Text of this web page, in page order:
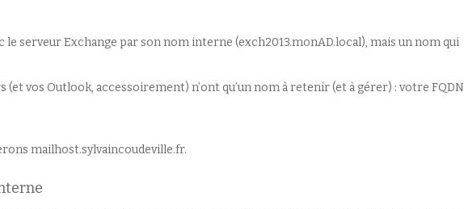
le serveur Exchange par son nom interne (exch2013.monAD.local), mais un nom qui
vos Outlook, accessoirement) n’ont qu’un nom à retenir (et à gérer) : votre FQDN
mailhost.sylvaincoudeville.fr.